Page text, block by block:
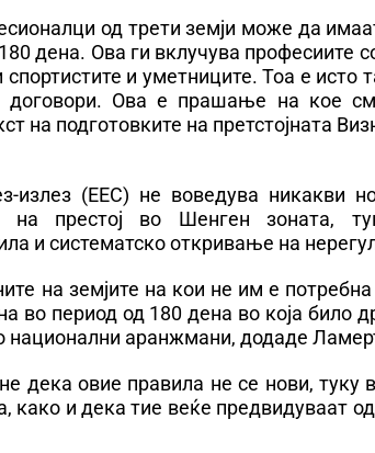
од трети земји може да
дена. Ова ги вклучува професиите
и уметниците. Тоа е исто
договори. Ова е прашање на кое
на подготовките на претстојната
излез (ЕЕС) не воведува никакви
престој во Шенген зоната,
и систематско откривање на
на земјите на кои не им е
во период од 180 дена во која било
национални аранжмани, додаде
дека овие правила не се нови, туку
како и дека тие веќе предвидуваат